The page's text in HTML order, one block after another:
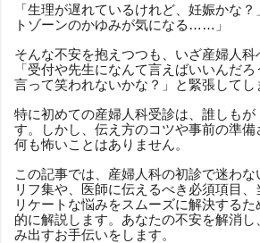
「生理が遅れているけれど、妊娠かな
トゾーンのかゆみが気になる……」
そんな不安を抱えつつも、いざ産婦人科
「受付や先生になんて言えばいいんだ
言って笑われないかな？」と緊張してし
特に初めての産婦人科受診は、誰しも
す。しかし、伝え方のコツや事前の準備
何も怖いことはありません。
この記事では、産婦人科の初診で迷わ
リフ集や、医師に伝えるべき必須項目
リケートな悩みをスムーズに解決する
的に解説します。あなたの不安を解消
み出すお手伝いをします。